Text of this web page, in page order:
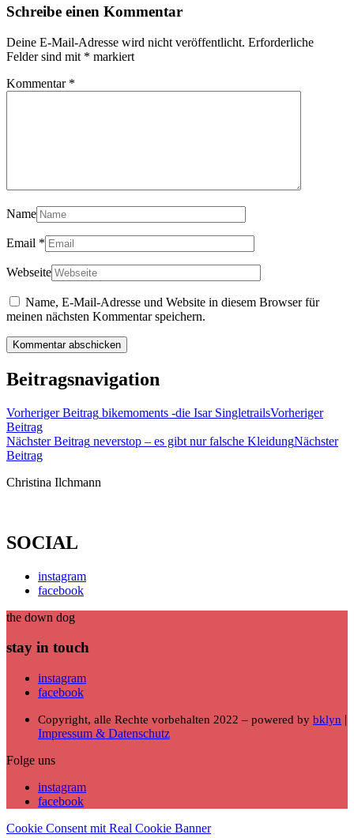
Schreibe einen Kommentar
Deine E-Mail-Adresse wird nicht veröffentlicht. Erforderliche
Felder sind mit * markiert
Kommentar *
Name
Email *
Webseite
Name, E-Mail-Adresse und Website in diesem Browser für
meinen nächsten Kommentar speichern.
Beitragsnavigation
Vorheriger Beitrag bikemoments -die Isar SingletrailsVorheriger
Beitrag
Nächster Beitrag neverstop – es gibt nur falsche KleidungNächster
Beitrag
Christina Ilchmann
SOCIAL
instagram
facebook
the down dog
stay in touch
instagram
facebook
Copyright, alle Rechte vorbehalten 2022 – powered by bklyn |
Impressum & Datenschutz
Folge uns
instagram
facebook
Cookie Consent mit Real Cookie Banner